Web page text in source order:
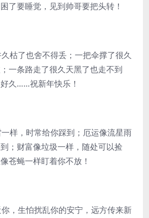
了要睡觉，见到帅哥要把头转！
枯了也舍不得丢；一把伞撑了很久
一条路走了很久天黑了也走不到
久……祝新年快乐！
样，时常给你踩到；厄运像流星雨
；财富像垃圾一样，随处可以捡
苍蝇一样盯着你不放！
，生怕扰乱你的安宁，远方传来新